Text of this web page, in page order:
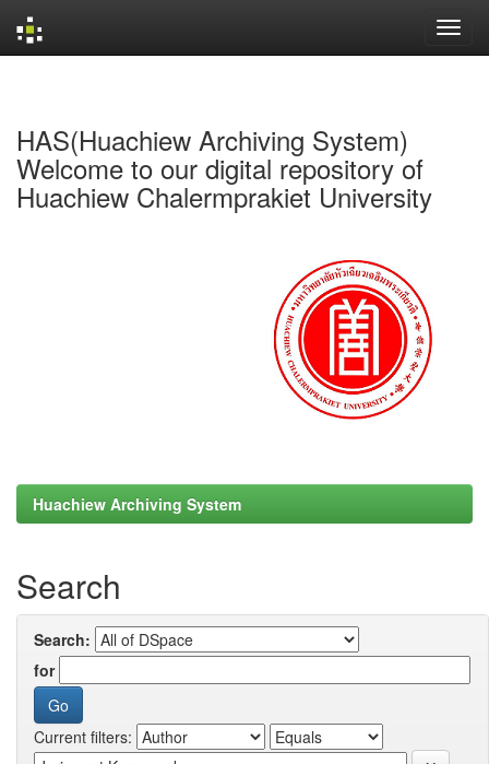
HAS(Huachiew Archiving System)
Welcome to our digital repository of
Huachiew Chalermprakiet University
Huachiew Archiving System
Search
Search:
for
Current filters: